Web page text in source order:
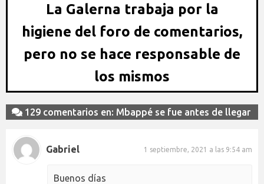
La Galerna trabaja por la
higiene del foro de comentarios,
pero no se hace responsable de
los mismos
129 comentarios en: Mbappé se fue antes de llegar
Gabriel 1 septiembre, 2021 a las 9:54 am
Buenos días